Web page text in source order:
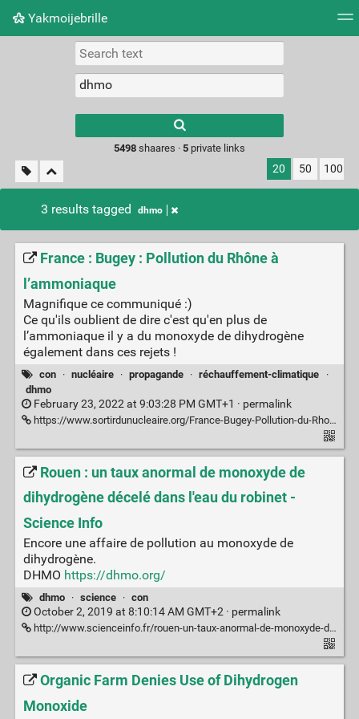
Yakmoijebrille
Picture wall
results.
5498shaares · 5private links
20 50 100
3 results tagged dhmo
France : Bugey : Pollution du Rhône à
l’ammoniaque
Magnifique ce communiqué :)
Ce qu'ils oublient de dire c'est qu'en plus de
l’ammoniaque il y a du monoxyde de dihydrogène
également dans ces rejets !
con · nucléaire · propagande · réchauffement-climatique
·
dhmo
February 23, 2022 at 9:03:28 PM GMT+1 · permalink
https://www.sortirdunucleaire.org/France-Bugey-Pollution-du-Rhone-a-l-ammoniaque
Rouen : un taux anormal de monoxyde de
dihydrogène décelé dans l'eau du robinet -
Science Info
Encore une affaire de pollution au monoxyde de
dihydrogène.
DHMO https://dhmo.org/
dhmo · science · con
October 2, 2019 at 8:10:14 AM GMT+2 · permalink
http://www.scienceinfo.fr/rouen-un-taux-anormal-de-monoxyde-de-dihydrogene-decele-dans-leau-du-robinet/
Organic Farm Denies Use of Dihydrogen
Monoxide